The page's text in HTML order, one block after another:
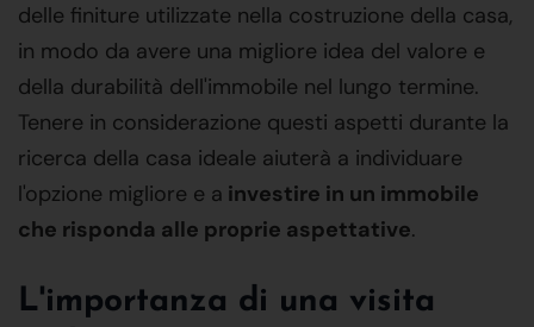
delle finiture utilizzate nella costruzione della casa,
in modo da avere una migliore idea del valore e
della durabilità dell'immobile nel lungo termine.
Tenere in considerazione questi aspetti durante la
ricerca della casa ideale aiuterà a individuare
l'opzione migliore e a investire in un immobile
che risponda alle proprie aspettative.
L'importanza di una visita